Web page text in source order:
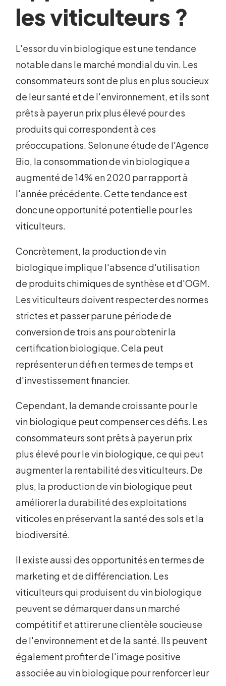
les viticulteurs ?
L'essor du vin biologique est une tendance
notable dans le marché mondial du vin. Les
consommateurs sont de plus en plus soucieux
de leur santé et de l'environnement, et ils sont
prêts à payer un prix plus élevé pour des
produits qui correspondent à ces
préoccupations. Selon une étude de l'Agence
Bio, la consommation de vin biologique a
augmenté de 14% en 2020 par rapport à
l'année précédente. Cette tendance est
donc une opportunité potentielle pour les
viticulteurs.
Concrètement, la production de vin
biologique implique l'absence d'utilisation
de produits chimiques de synthèse et d'OGM.
Les viticulteurs doivent respecter des normes
strictes et passer par une période de
conversion de trois ans pour obtenir la
certification biologique. Cela peut
représenter un défi en termes de temps et
d'investissement financier.
Cependant, la demande croissante pour le
vin biologique peut compenser ces défis. Les
consommateurs sont prêts à payer un prix
plus élevé pour le vin biologique, ce qui peut
augmenter la rentabilité des viticulteurs. De
plus, la production de vin biologique peut
améliorer la durabilité des exploitations
viticoles en préservant la santé des sols et la
biodiversité.
Il existe aussi des opportunités en termes de
marketing et de différenciation. Les
viticulteurs qui produisent du vin biologique
peuvent se démarquer dans un marché
compétitif et attirer une clientèle soucieuse
de l'environnement et de la santé. Ils peuvent
également profiter de l'image positive
associée au vin biologique pour renforcer leur